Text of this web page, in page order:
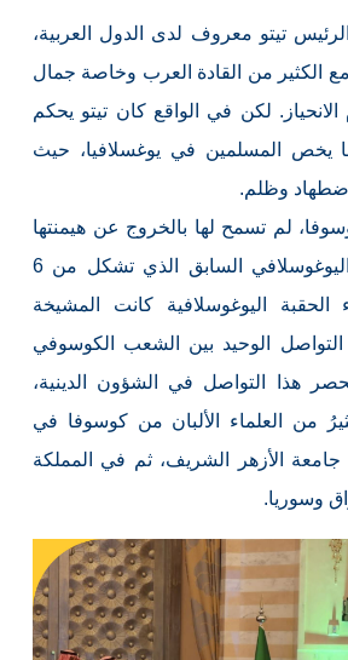
تيتو معروف لدى الدول العربية،
مع الكثير من القادة العرب وخاصة جمال
لكن في الواقع كان تيتو يحكم
يخص المسلمين في يوغسلافيا، حيث
وظلم.
لم تسمح لها بالخروج عن هيمنتها
حتى في ظل الاتحاد اليوغوسلافي السابق الذي تشكل من 6
الحقبة اليوغوسلافية كانت المشيخة
التواصل الوحيد بين الشعب الكوسوفي
هذا التواصل في الشؤون الدينية،
من العلماء الألبان من كوسوفا في
جامعة الأزهر الشريف، ثم في المملكة
وسوريا.